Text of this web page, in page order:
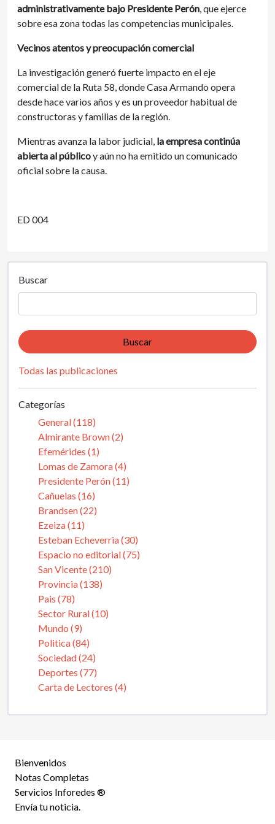
administrativamente bajo Presidente Perón, que ejerce
sobre esa zona todas las competencias municipales.
Vecinos atentos y preocupación comercial
La investigación generó fuerte impacto en el eje
comercial de la Ruta 58, donde Casa Armando opera
desde hace varios años y es un proveedor habitual de
constructoras y familias de la región.
Mientras avanza la labor judicial, la empresa continúa
abierta al públicoy aún no ha emitido un comunicado
oficial sobre la causa.
ED 004
Buscar
Buscar
Todas las publicaciones
Categorías
General (118)
Almirante Brown (2)
Efemérides (1)
Lomas de Zamora (4)
Presidente Perón (11)
Cañuelas (16)
Brandsen (22)
Ezeiza (11)
Esteban Echeverria (30)
Espacio no editorial (75)
San Vicente (210)
Provincia (138)
Pais (78)
Sector Rural (10)
Mundo (9)
Politica (84)
Sociedad (24)
Deportes (77)
Carta de Lectores (4)
Bienvenidos
Notas Completas
Servicios Inforedes ®
Envía tu noticia.